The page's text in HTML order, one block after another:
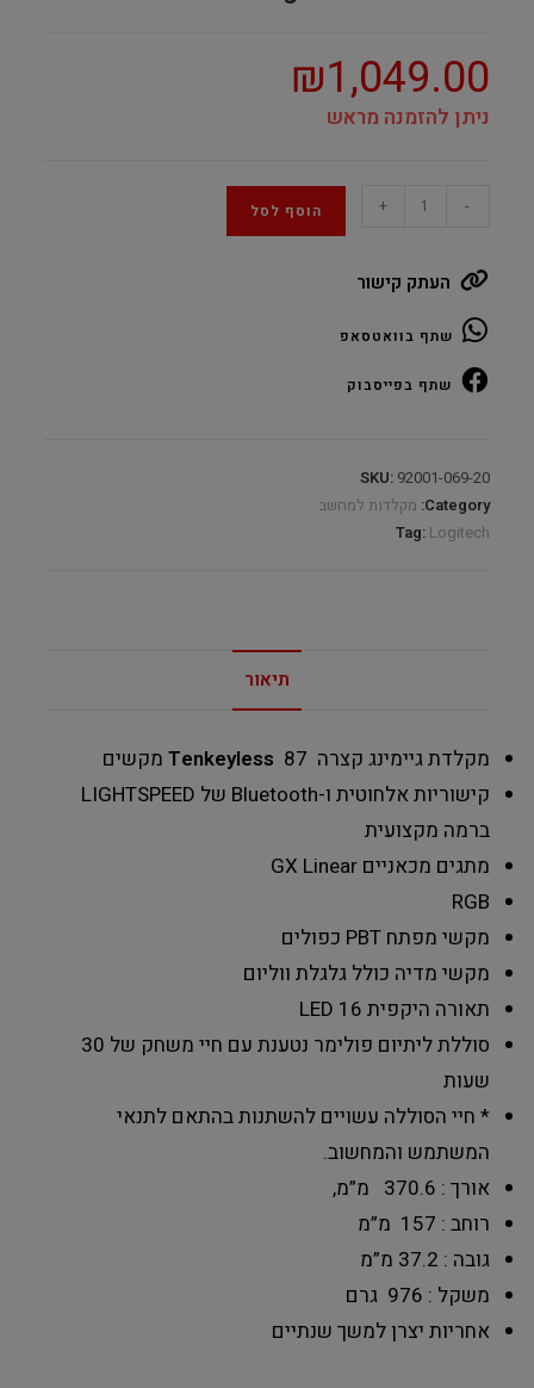
₪1,049.00
ניתן להזמנה מראש
TKL
White
GX
Linear
RGB
Wireless
quantity
-
+ הוסף לסל
העתק קישור
שתף בוואטסאפ
שתף בפייסבוק
SKU: 92001-069-20
Category: מקלדות למחשב
Tag: Logitech
תיאור
מקלדת גיימינג קצרה Tenkeyless 87 מקשים
קישוריות אלחוטית ו-Bluetooth של LIGHTSPEED
ברמה מקצועית
מתגים מכאניים GX Linear
RGB
מקשי מפתח PBT כפולים
מקשי מדיה כולל גלגלת ווליום
תאורה היקפית LED 16
סוללת ליתיום פולימר נטענת עם חיי משחק של 30
שעות
* חיי הסוללה עשויים להשתנות בהתאם לתנאי
המשתמש והמחשוב.
אורך : 370.6 מ”מ,
רוחב : 157 מ”מ
גובה : 37.2 מ”מ
משקל : 976 גרם
אחריות יצרן למשך שנתיים